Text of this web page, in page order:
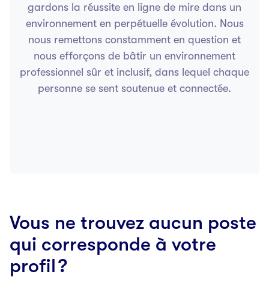
gardons la réussite en ligne de mire dans un
environnement en perpétuelle évolution. Nous
nous remettons constamment en question et
nous efforçons de bâtir un environnement
professionnel sûr et inclusif, dans lequel chaque
personne se sent soutenue et connectée.
Vous ne trouvez aucun poste
qui corresponde à votre
profil ?